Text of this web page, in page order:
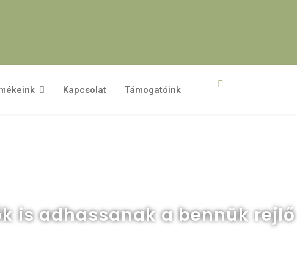
Kapcsolat Támogatóink
is adhassanak a bennük rejlő